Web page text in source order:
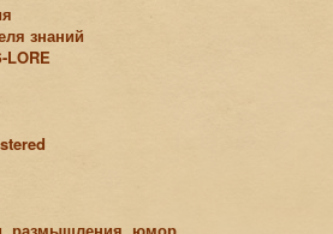
знаний
LORE